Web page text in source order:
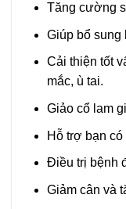
Tăng cường
Giúp bổ
Cải thiện tốt
mắc, ù tai.
Giảo cổ lam
Hỗ trợ bạn
Điều trị bệnh
Giảm cân và